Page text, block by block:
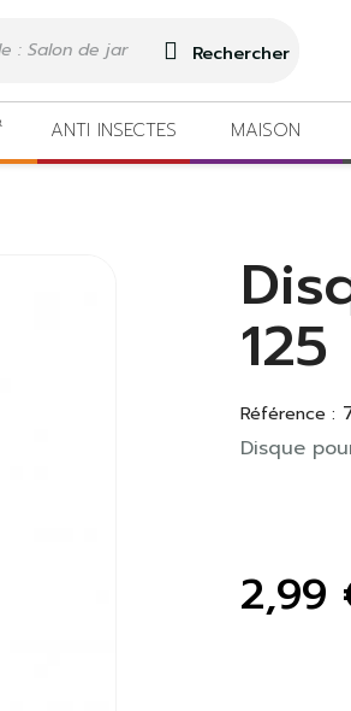
Rechercher
ANTI INSECTES MAISON
Référence :
Disque
2,99